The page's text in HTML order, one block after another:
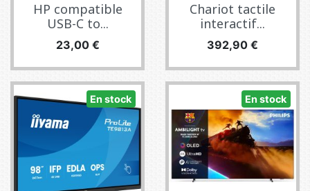
HP compatible
USB-C to...
Precio
23,00 €
Chariot tactile
interactif...
Precio
392,90 €
En stock En stock